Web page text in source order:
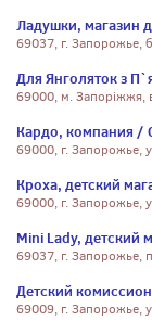
Ладушки, магазин
69037, г. Запорожье,
Для Янголяток з
69000, м. Запоріжжя,
Кардо, компания /
69000, г. Запорожье,
Кроха, детский
69000, г. Запорожье,
Mini Lady, детский
69037, г. Запорожье,
Детский
69009, г. Запорожье,